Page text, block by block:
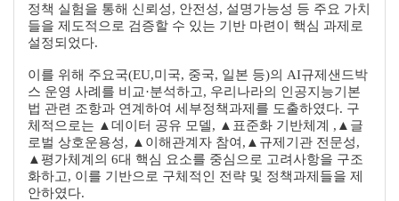
정책 실험을 통해 신뢰성, 안전성, 설명가능성 등 주요 가치
들을 제도적으로 검증할 수 있는 기반 마련이 핵심 과제로
설정되었다.
이를 위해 주요국(EU,미국, 중국, 일본 등)의 AI규제샌드박
스 운영 사례를 비교·분석하고, 우리나라의 인공지능기본
법 관련 조항과 연계하여 세부정책과제를 도출하였다. 구
체적으로는 ▲데이터 공유 모델, ▲표준화 기반체계 ,▲글
로벌 상호운용성, ▲이해관계자 참여,▲규제기관 전문성,
▲평가체계의 6대 핵심 요소를 중심으로 고려사항을 구조
화하고, 이를 기반으로 구체적인 전략 및 정책과제들을 제
안하였다.